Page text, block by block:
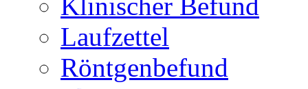
Klinischer Befund
Laufzettel
Röntgenbefund